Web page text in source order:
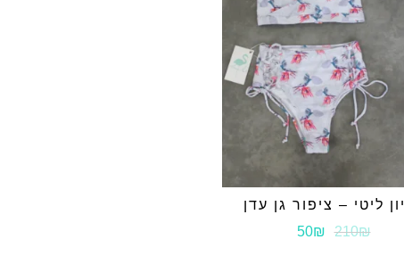
ליטי – ציפור גן עדן
210₪
50₪